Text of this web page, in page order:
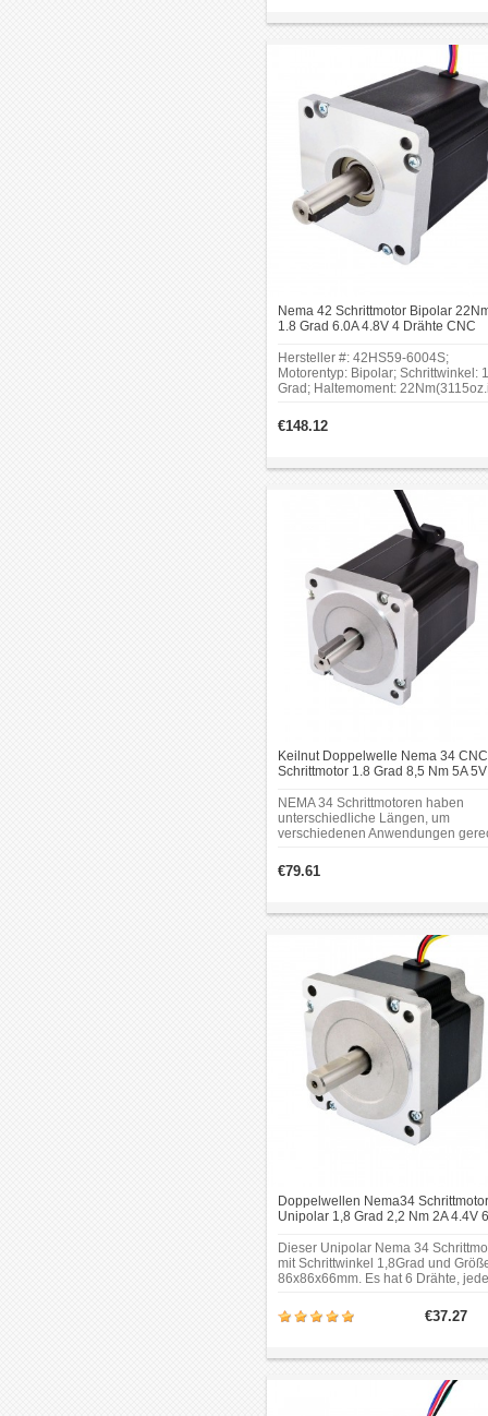
Nema 42 Schrittmotor Bipolar
1.8 Grad 6.0A 4.8V 4 Drähte CNC
Hersteller #: 42HS59-6004S;
Motorentyp: Bipolar; Schrittwinkel:
Grad; Haltemoment:
4.8V;Rahmengröße: 110 x 110mm;
Körper Länge:
Φ19mm;Schaftlänge: 55.37mm;
Leitungslänge: 500mm.
€148.12
Keilnut Doppelwelle Nema 34
Schrittmotor 1.8 Grad 8,5 Nm 5A
NEMA 34 Schrittmotoren haben
unterschiedliche Längen, um
verschiedenen Anwendungen
Präzisionssteuerungsmaschinen,
Laserschneider,
Drucker/Prototyping-Maschinen (z.
€79.61
Doppelwellen Nema34 Schrittmotor
Unipolar 1,8 Grad 2,2 Nm 2A 4.4V 6
Anschlüsse
Dieser Unipolar Nema 34
mit Schrittwinkel 1,8Grad und
86x86x66mm. Es hat 6 Drähte, jede
2.2Ncm (312oz.in). Ein Hinten-
kann Encoder, Handrad oder
€37.27